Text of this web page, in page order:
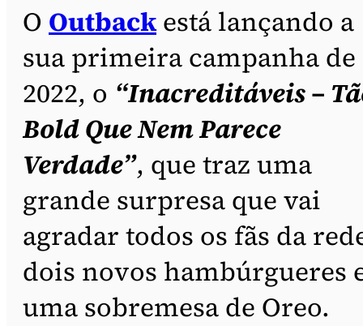
O Outbackestá lançando a
sua primeira campanha de
2022, o “Inacreditáveis –
Bold Que Nem Parece
Verdade”, que traz uma
grande surpresa que vai
agradar todos os fãs da
dois novos hambúrgueres
uma sobremesa de Oreo.